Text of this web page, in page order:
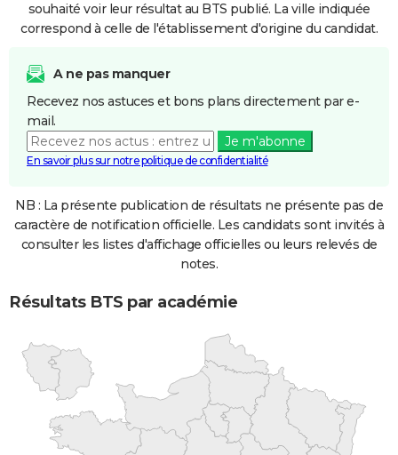
souhaité voir leur résultat au BTS publié. La ville indiquée
correspond à celle de l'établissement d'origine du candidat.
A ne pas manquer
Recevez nos astuces et bons plans directement par e-
mail.
Je m'abonne
En savoir plus sur notre politique de confidentialité
NB : La présente publication de résultats ne présente pas de
caractère de notification officielle. Les candidats sont invités à
consulter les listes d'affichage officielles ou leurs relevés de
notes.
Résultats BTS par académie